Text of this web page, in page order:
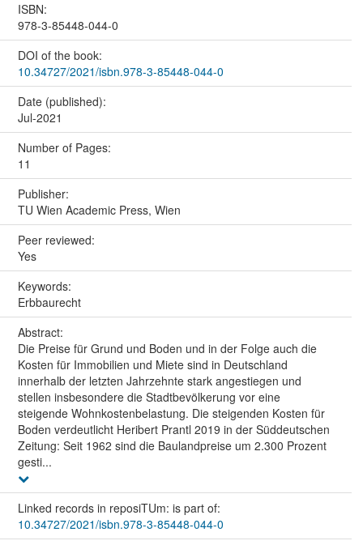
ISBN:
978-3-85448-044-0
DOI of the book:
10.34727/2021/isbn.978-3-85448-044-0
Date (published):
Jul-2021
Number of Pages:
11
Publisher:
TU Wien Academic Press, Wien
Peer reviewed:
Yes
Keywords:
Erbbaurecht
Abstract:
Die Preise für Grund und Boden und in der Folge auch die
Kosten für Immobilien und Miete sind in Deutschland
innerhalb der letzten Jahrzehnte stark angestiegen und
stellen insbesondere die Stadtbevölkerung vor eine
steigende Wohnkostenbelastung. Die steigenden Kosten für
Boden verdeutlicht Heribert Prantl 2019 in der Süddeutschen
Zeitung: Seit 1962 sind die Baulandpreise um 2.300 Prozent
gesti...
Linked records in reposiTUm: is part of:
10.34727/2021/isbn.978-3-85448-044-0